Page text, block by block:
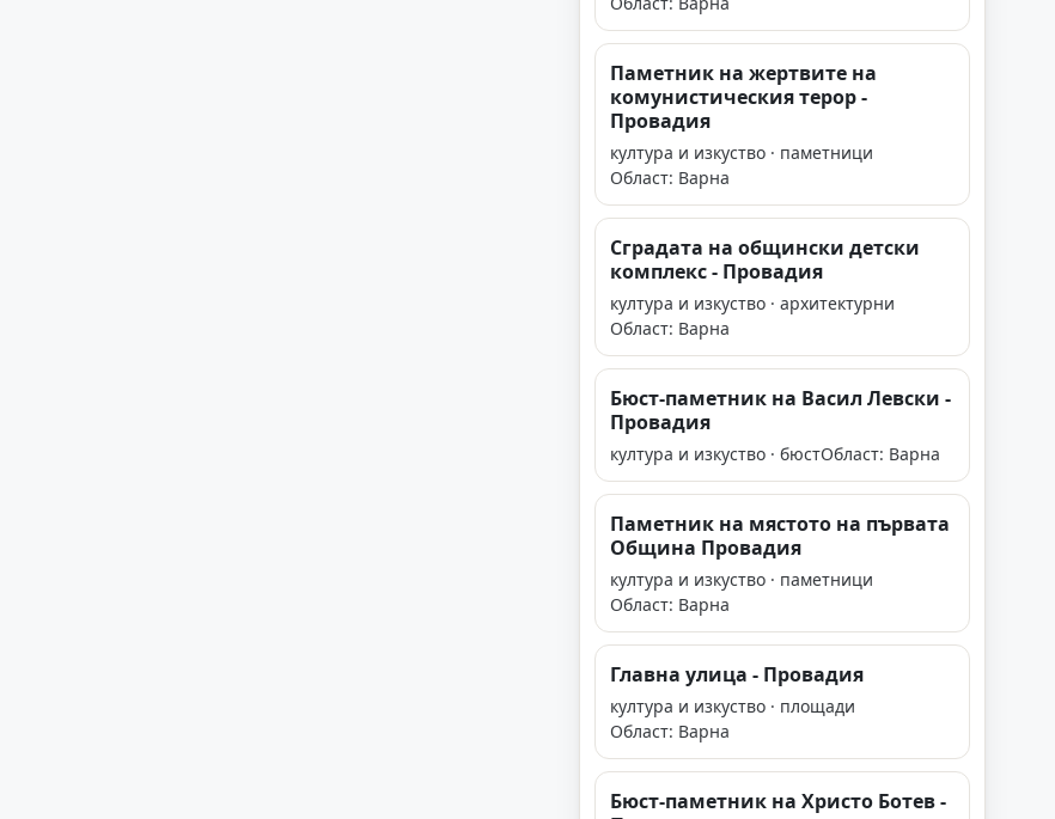
Паметник на жертвите на
комунистическия терор -
Провадия
култура и изкуство · паметници
Област: Варна
Сградата на общински детски
комплекс - Провадия
култура и изкуство · архитектурни
Област: Варна
Бюст-паметник на Васил Левски -
Провадия
култура и изкуство · бюстОбласт: Варна
Паметник на мястото на първата
Община Провадия
култура и изкуство · паметници
Област: Варна
Главна улица - Провадия
култура и изкуство · площади
Област: Варна
Бюст-паметник на Христо Ботев -